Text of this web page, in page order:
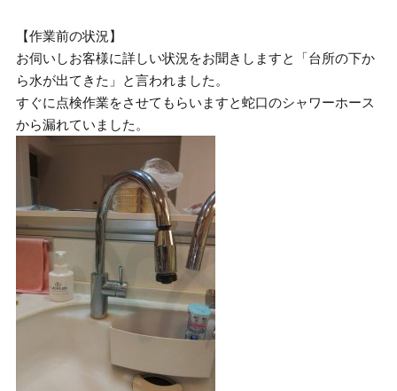
【作業前の状況】
お伺いしお客様に詳しい状況をお聞きしますと「台所の下か
ら水が出てきた」と言われました。
すぐに点検作業をさせてもらいますと蛇口のシャワーホース
から漏れていました。